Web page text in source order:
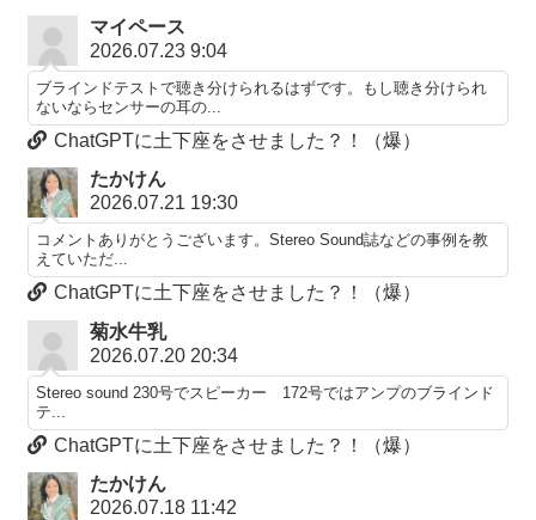
マイペース
2026.07.23 9:04
ブラインドテストで聴き分けられるはずです。もし聴き分けられ
ないならセンサーの耳の...
ChatGPTに土下座をさせました？！（爆）
たかけん
2026.07.21 19:30
コメントありがとうございます。Stereo Sound誌などの事例を教
えていただ...
ChatGPTに土下座をさせました？！（爆）
菊水牛乳
2026.07.20 20:34
Stereo sound 230号でスピーカー 172号ではアンプのブラインド
テ...
ChatGPTに土下座をさせました？！（爆）
たかけん
2026.07.18 11:42